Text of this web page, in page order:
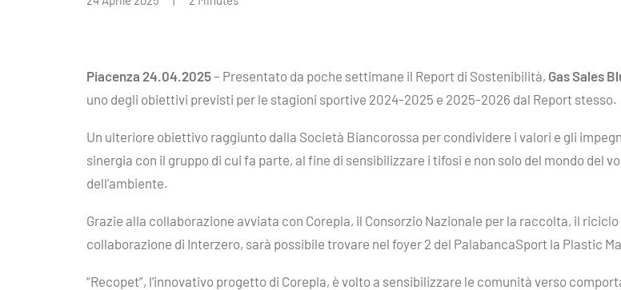
Piacenza 24.04.2025– Presentato da poche settimane il Report di Sostenibilità, Gas Sales
uno degli obiettivi previsti per le stagioni sportive 2024-2025 e 2025-2026 dal Report stesso.
Un ulteriore obiettivo raggiunto dalla Società Biancorossa per condividere i valori e gli
sinergia con il gruppo di cui fa parte, al fine di sensibilizzare i tifosi e non solo del mondo del
dell’ambiente.
Grazie alla collaborazione avviata con Corepla, il Consorzio Nazionale per la raccolta, il
collaborazione di Interzero, sarà possibile trovare nel foyer 2 del PalabancaSport la Plastic
“Recopet”, l’innovativo progetto di Corepla, è volto a sensibilizzare le comunità verso